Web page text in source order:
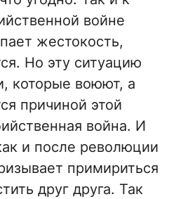
войне
жестокость,
Но эту ситуацию
которые воюют, а
причиной этой
война. И
и после революции
примириться
друг друга. Так